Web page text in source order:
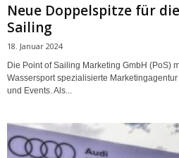
Neue Doppelspitze für
Sailing
18. Januar 2024
Die Point of Sailing Marketing GmbH (PoS)
Wassersport spezialisierte
und Events. Als...